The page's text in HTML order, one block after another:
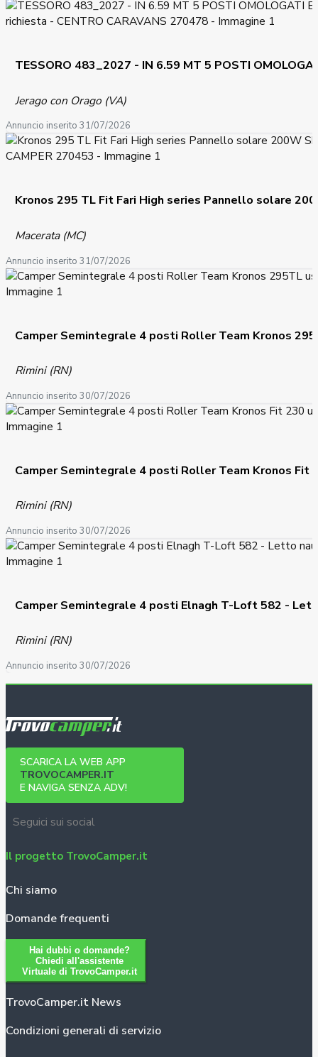
TESSORO 483_2027 - IN 6.59 MT 5 POSTI
Jerago con Orago (VA)
Annuncio inserito 31/07/2026
Kronos 295 TL Fit Fari High series Pannello solare
Macerata (MC)
Annuncio inserito 31/07/2026
Camper Semintegrale 4 posti Roller Team Kronos
Rimini (RN)
Annuncio inserito 30/07/2026
Camper Semintegrale 4 posti Roller Team Kronos Fit
Rimini (RN)
Annuncio inserito 30/07/2026
Camper Semintegrale 4 posti Elnagh T-Loft 582 -
Rimini (RN)
Annuncio inserito 30/07/2026
SCARICA LA WEB APP
TROVOCAMPER.IT
E NAVIGA SENZA ADV!
Seguici sui social
Il progetto TrovoCamper.it
Chi siamo
Domande frequenti
Hai dubbi o domande?
Chiedi all'assistente
Virtuale di TrovoCamper.it
TrovoCamper.it News
Condizioni generali di servizio